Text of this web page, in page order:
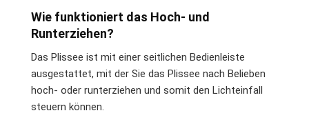
Wie funktioniert das Hoch- und
Runterziehen?
Das Plissee ist mit einer seitlichen Bedienleiste
ausgestattet, mit der Sie das Plissee nach Belieben
hoch- oder runterziehen und somit den Lichteinfall
steuern können.